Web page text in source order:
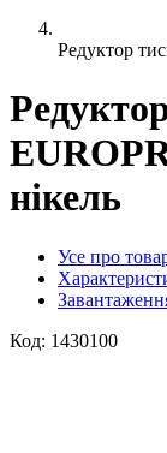
Редуктор
нікель
Усе про
Код: 1430100